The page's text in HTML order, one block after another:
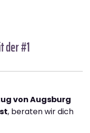
der #1
von Augsburg
, beraten wir dich